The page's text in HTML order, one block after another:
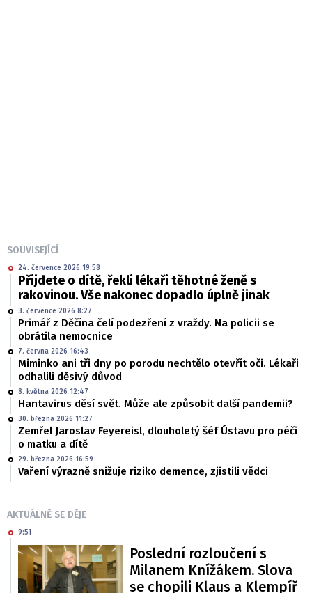
SOUVISEJÍCÍ
24. července 2026 19:58
Přijdete o dítě, řekli lékaři těhotné ženě s
rakovinou. Vše nakonec dopadlo úplně jinak
3. července 2026 8:27
Primář z Děčína čelí podezření z vraždy. Na policii se
obrátila nemocnice
7. června 2026 16:43
Miminko ani tři dny po porodu nechtělo otevřít oči. Lékaři
odhalili děsivý důvod
8. května 2026 12:47
Hantavirus děsí svět. Může ale způsobit další pandemii?
30. března 2026 11:27
Zemřel Jaroslav Feyereisl, dlouholetý šéf Ústavu pro péči
o matku a dítě
29. března 2026 16:59
Vaření výrazně snižuje riziko demence, zjistili vědci
AKTUÁLNĚ SE DĚJE
9:51
Poslední rozloučení s
Milanem Knížákem. Slova
se chopili Klaus a Klempíř